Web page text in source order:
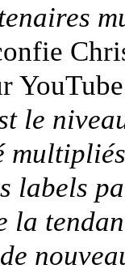
le
labels